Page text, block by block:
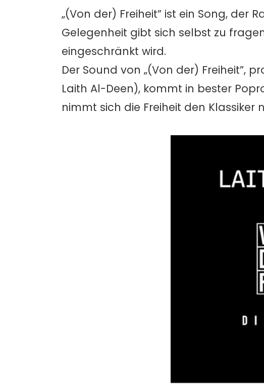
„(Von der) Freiheit” ist ein Song,
Gelegenheit gibt sich selbst zu
eingeschränkt wird.
Der Sound von „(Von der) Freiheit”,
Laith Al-Deen), kommt in bester
nimmt sich die Freiheit den Klassiker